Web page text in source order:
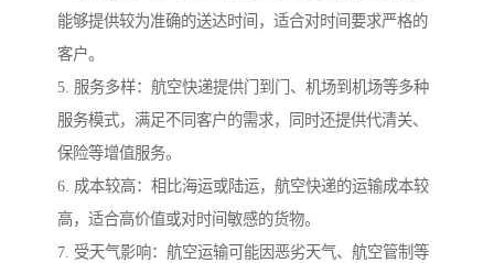
能够提供较为准确的送达时间，适合对时间要求严格的
客户。
5. 服务多样：航空快递提供门到门、机场到机场等多种
服务模式，满足不同客户的需求，同时还提供代清关、
保险等增值服务。
6. 成本较高：相比海运或陆运，航空快递的运输成本较
高，适合高价值或对时间敏感的货物。
7. 受天气影响：航空运输可能因恶劣天气、航空管制等